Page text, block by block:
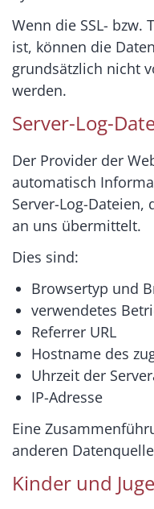
Wenn die SSL- bzw.
ist, können die
grundsätzlich nicht
werden.
Server-Log-
Der Provider der
automatisch
Server-Log-
an uns übermittelt.
Dies sind:
Browsertyp und
verwendetes
Referrer URL
Hostname des
Uhrzeit der
IP-Adresse
Eine
anderen
Kinder und